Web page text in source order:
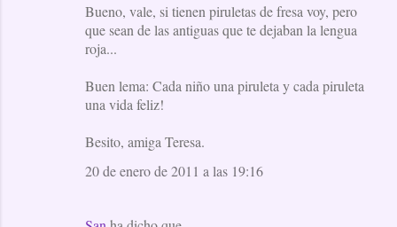
Bueno, vale, si tienen piruletas de fresa voy, pero
que sean de las antiguas que te dejaban la lengua
roja...
Buen lema: Cada niño una piruleta y cada piruleta
una vida feliz!
Besito, amiga Teresa.
20 de enero de 2011 a las 19:16